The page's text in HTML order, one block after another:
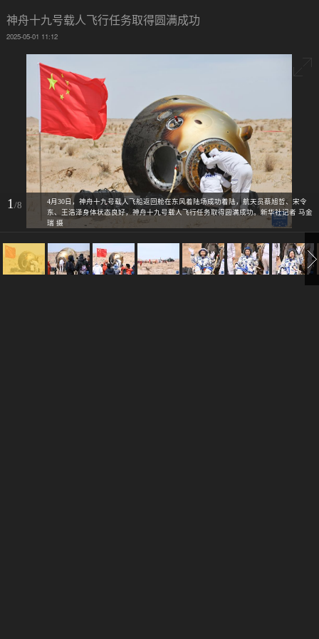
神舟十九号载人飞行任务取得圆满成功
2025-05-01 11:12
1/8
4月30日，神舟十九号载人飞船返回舱在东风着陆场成功着陆，航天员蔡旭哲、宋令
东、王浩泽身体状态良好，神舟十九号载人飞行任务取得圆满成功。新华社记者 马金
瑞 摄